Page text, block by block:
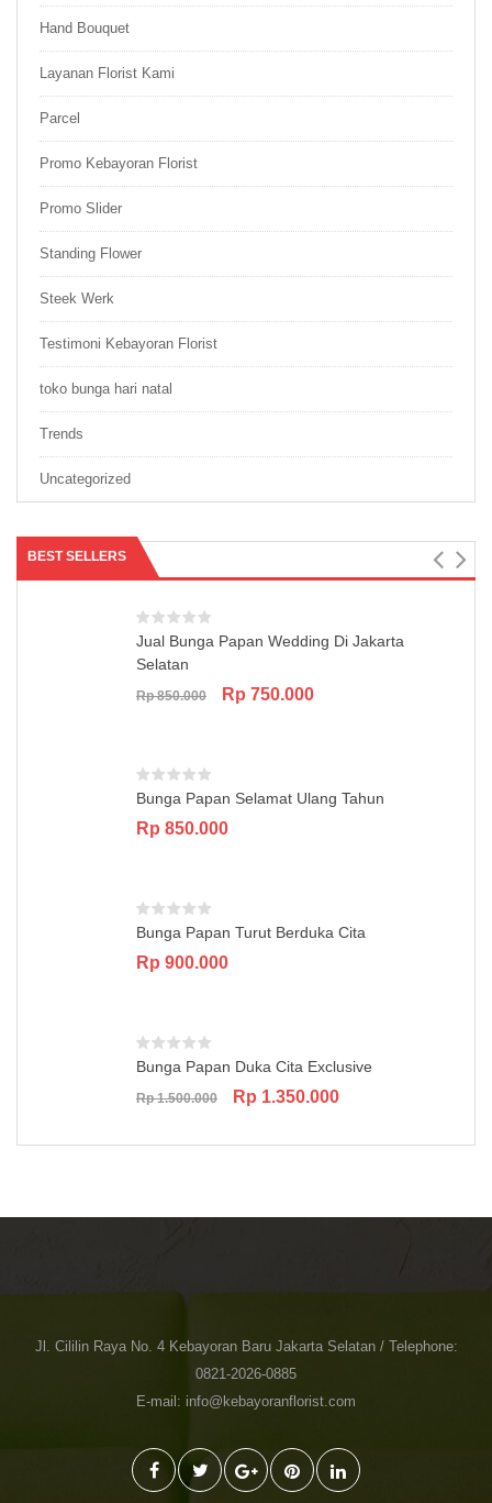
Hand Bouquet
Layanan Florist Kami
Parcel
Promo Kebayoran Florist
Promo Slider
Standing Flower
Steek Werk
Testimoni Kebayoran Florist
toko bunga hari natal
Trends
Uncategorized
BEST SELLERS
Jual Bunga Papan Wedding Di Jakarta
Selatan
Rp850.000
Original
Rp 750.000Current
Bunga Papan Selamat Ulang Tahun
Rp 850.000
Bunga Papan Turut Berduka Cita
Rp 900.000
Bunga Papan Duka Cita Exclusive
Rp1.500.000
Original
Rp 1.350.000Current
Jl. Cililin Raya No. 4 Kebayoran Baru Jakarta Selatan / Telephone:
0821-2026-0885
E-mail: info@kebayoranflorist.com